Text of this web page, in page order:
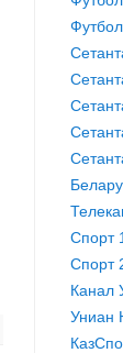
Спорт
Спорт
Канал
Униан